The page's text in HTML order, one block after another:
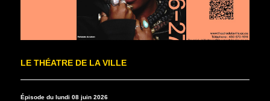
LE THÉATRE DE LA VILLE
Épisode du lundi 08 juin 2026